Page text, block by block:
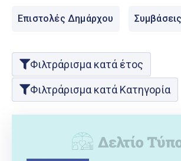
Επιστολές Δημάρχου Συμβάσεις
Φιλτράρισμα κατά έτος
Φιλτράρισμα κατά Κατηγορία